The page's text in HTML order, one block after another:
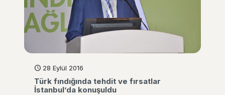
28 Eylül 2016
Türk fındığında tehdit ve fırsatlar
İstanbul’da konuşuldu